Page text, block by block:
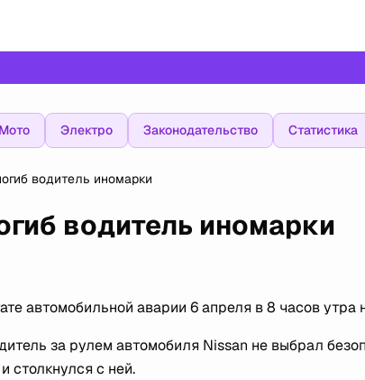
Мото Электро Законодательство Статистика
водитель иномарки
водитель иномарки
автомобильной аварии 6 апреля в 8 часов
за рулем автомобиля Nissan не выбрал
столкнулся с ней.